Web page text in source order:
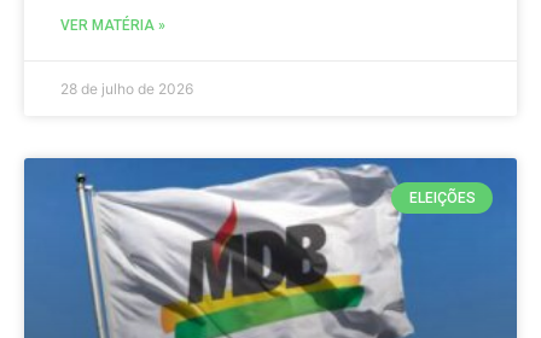
VER MATÉRIA »
28 de julho de 2026
ELEIÇÕES